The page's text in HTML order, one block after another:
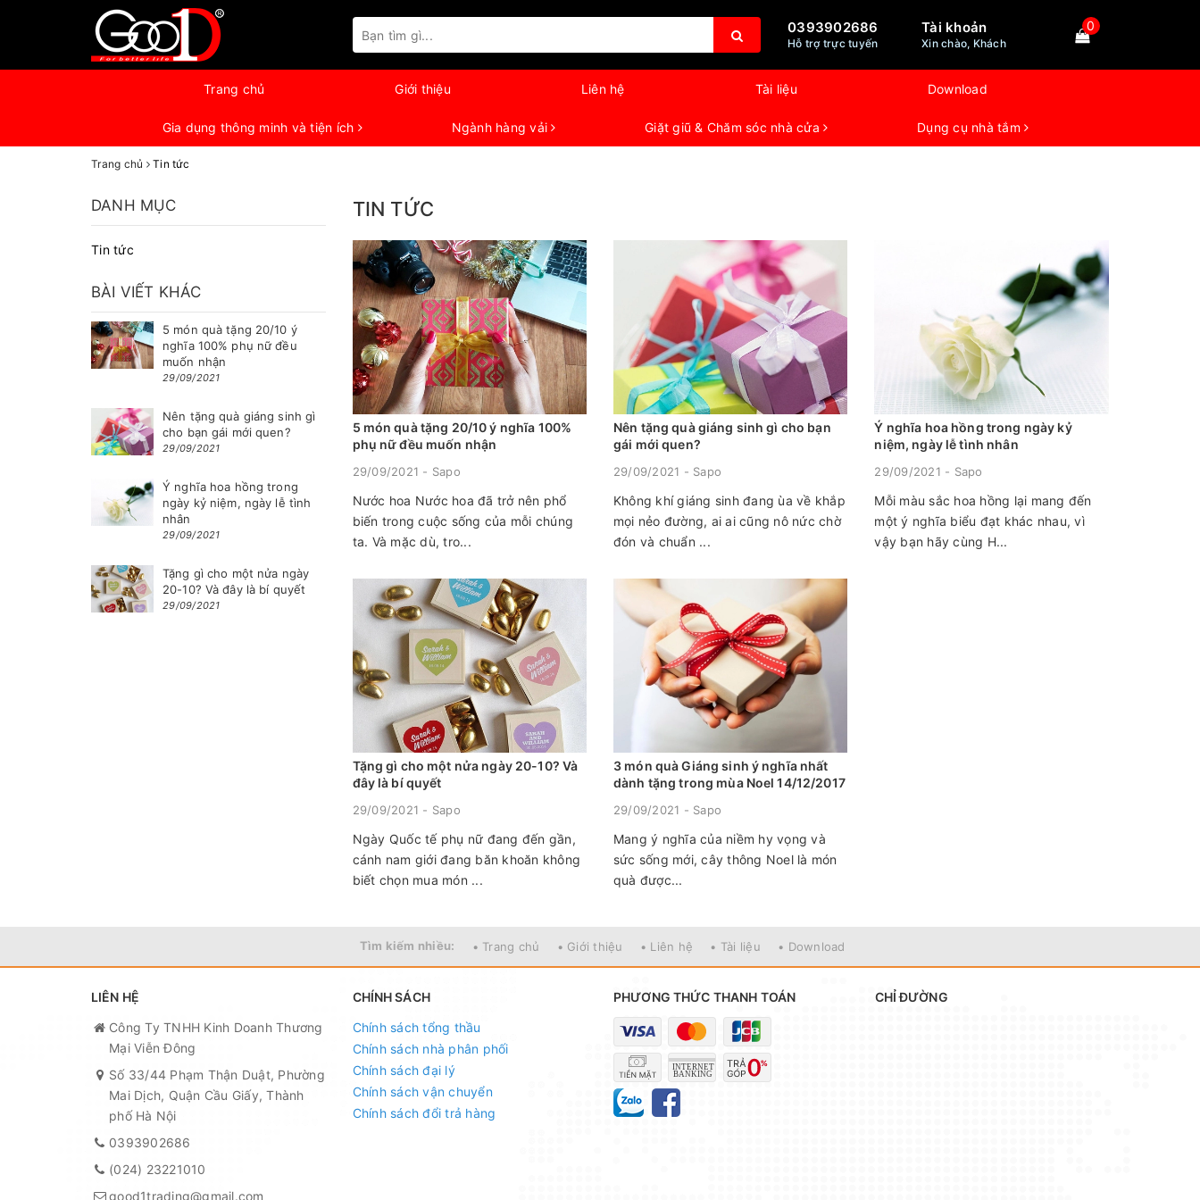
0393902686
Hỗ trợ trực tuyến
Tài khoản
Xin chào, Khách
0
Trang chủ Giới thiệu Liên hệ Tài liệu Download
Gia dụng thông minh và tiện ích Ngành hàng vải Giặt giũ & Chăm sóc nhà cửa Dụng cụ nhà tắm
Trang chủ Tin tức
TIN TỨC
5 món quà tặng 20/10 ý nghĩa 100%
phụ nữ đều muốn nhận
29/09/2021 - Sapo
Nước hoa Nước hoa đã trở nên phổ
biến trong cuộc sống của mỗi chúng
ta. Và mặc dù, tro...
Nên tặng quà giáng sinh gì cho bạn
gái mới quen?
29/09/2021 - Sapo
Không khí giáng sinh đang ùa về khắp
mọi nẻo đường, ai ai cũng nô nức chờ
đón và chuẩn ...
Ý nghĩa hoa hồng trong ngày kỷ
niệm, ngày lễ tình nhân
29/09/2021 - Sapo
Mỗi màu sắc hoa hồng lại mang đến
một ý nghĩa biểu đạt khác nhau, vì
vậy bạn hãy cùng H...
Tặng gì cho một nửa ngày 20-10? Và
đây là bí quyết
29/09/2021 - Sapo
Ngày Quốc tế phụ nữ đang đến gần,
cánh nam giới đang băn khoăn không
biết chọn mua món ...
3 món quà Giáng sinh ý nghĩa nhất
dành tặng trong mùa Noel 14/12/2017
29/09/2021 - Sapo
Mang ý nghĩa của niềm hy vọng và
sức sống mới, cây thông Noel là món
quà được...
DANH MỤC
Tin tức
BÀI VIẾT KHÁC
5 món quà tặng 20/10 ý
nghĩa 100% phụ nữ đều
muốn nhận
29/09/2021
Nên tặng quà giáng sinh gì
cho bạn gái mới quen?
29/09/2021
Ý nghĩa hoa hồng trong
ngày kỷ niệm, ngày lễ tình
nhân
29/09/2021
Tặng gì cho một nửa ngày
20-10? Và đây là bí quyết
29/09/2021
Tìm kiếm nhiều: • Trang chủ • Giới thiệu • Liên hệ • Tài liệu • Download
LIÊN HỆ
Công Ty TNHH Kinh Doanh Thương
Mại Viễn Đông
Số 33/44 Phạm Thận Duật, Phường
Mai Dịch, Quận Cầu Giấy, Thành
phố Hà Nội
0393902686
(024) 23221010
good1trading@gmail.com
CHÍNH SÁCH
Chính sách tổng thầu
Chính sách nhà phân phối
Chính sách đại lý
Chính sách vận chuyển
Chính sách đổi trả hàng
PHƯƠNG THỨC THANH TOÁN CHỈ ĐƯỜNG